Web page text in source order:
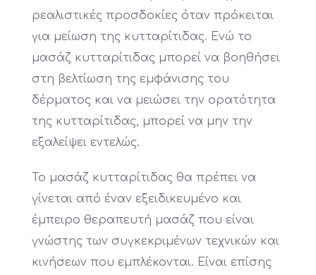
ρεαλιστικές προσδοκίες όταν πρόκειται
για μείωση της κυτταρίτιδας. Ενώ το
μασάζ κυτταρίτιδας μπορεί να βοηθήσει
στη βελτίωση της εμφάνισης του
δέρματος και να μειώσει την ορατότητα
της κυτταρίτιδας, μπορεί να μην την
εξαλείψει εντελώς.
Το μασάζ κυτταρίτιδας θα πρέπει να
γίνεται από έναν εξειδικευμένο και
έμπειρο θεραπευτή μασάζ που είναι
γνώστης των συγκεκριμένων τεχνικών και
κινήσεων που εμπλέκονται. Είναι επίσης